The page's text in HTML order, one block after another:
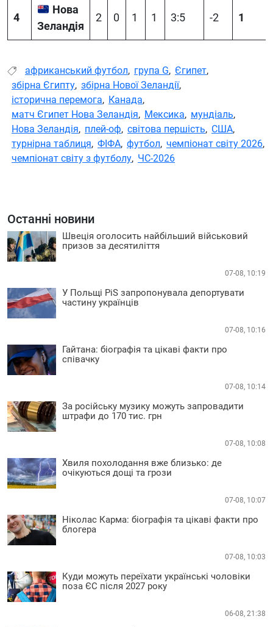
4
Нова
Зеландія
2 0 1 1 3:5 -2 1
африканський футбол, група G, Єгипет,
збірна Єгипту, збірна Нової Зеландії,
історична перемога, Канада,
матч Єгипет Нова Зеландія, Мексика, мундіаль,
Нова Зеландія, плей-оф, світова першість, США,
турнірна таблиця, ФІФА, футбол, чемпіонат світу 2026,
чемпіонат світу з футболу, ЧС-2026
Останні новини
Швеція оголосить найбільший військовий
призов за десятиліття
07-08, 10:19
У Польщі PiS запропонувала депортувати
частину українців
07-08, 10:16
Гайтана: біографія та цікаві факти про
співачку
07-08, 10:14
За російську музику можуть запровадити
штрафи до 170 тис. грн
07-08, 10:08
Хвиля похолодання вже близько: де
очікуються дощі та грози
07-08, 10:07
Ніколас Карма: біографія та цікаві факти про
блогера
07-08, 10:03
Куди можуть переїхати українські чоловіки
поза ЄС після 2027 року
06-08, 21:38